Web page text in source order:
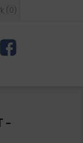
(0)
-